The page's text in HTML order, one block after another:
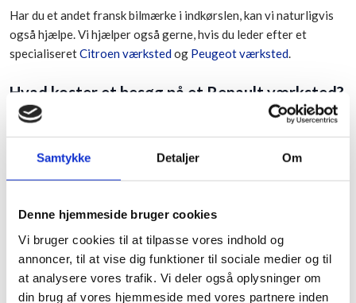
Samtykke Detaljer Om
Denne hjemmeside bruger cookies
Vi bruger cookies til at tilpasse vores indhold og
annoncer, til at vise dig funktioner til sociale medier og til
at analysere vores trafik. Vi deler også oplysninger om
din brug af vores hjemmeside med vores partnere inden
Har du et andet fransk bilmærke i indkørslen, kan vi naturligvis
også hjælpe. Vi hjælper også gerne, hvis du leder efter et
specialiseretCitroen værkstedog Peugeot værksted.
Hvad koster et besøg på et Renault værksted?
Prisen afhænger af, hvad bilen konkret har brug for. En
en større Renault reparation eller et forløb, hvor grundig
fejlfinding er nødvendig for at finde selve årsagen til problemet.
vurderer opgaven nærmere.
Hos os skal du føle dig tryg ved både pris og proces. Vi giver en
ærlig vurdering, holder dig opdateret undervejs og sørger for,
at du ved, hvad du siger ja til. Har du brug for et tilbud, giver vi